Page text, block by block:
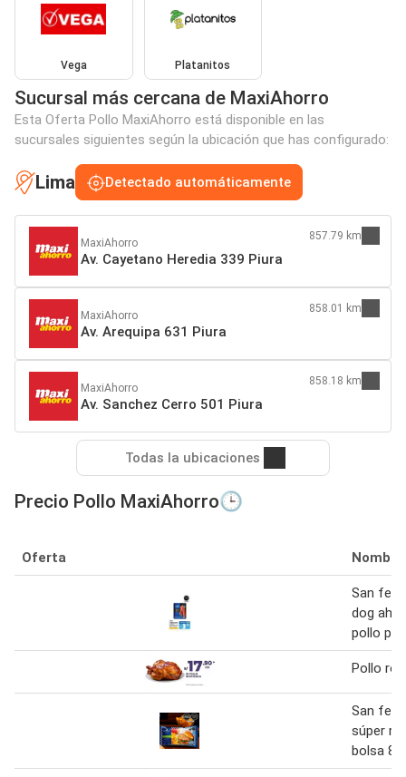
Vega Platanitos
Sucursal más cercana de MaxiAhorro
Esta Oferta Pollo MaxiAhorro está disponible en las
sucursales siguientes según la ubicación que has configurado:
Lima Detectado automáticamente
MaxiAhorro
Av. Cayetano Heredia 339 Piura
857.79 km
MaxiAhorro
Av. Arequipa 631 Piura
858.01 km
MaxiAhorro
Av. Sanchez Cerro 501 Piura
858.18 km
Todas la ubicaciones
Precio Pollo MaxiAhorro🕒
Oferta Nombre
San
dog
pollo
Pollo
San
súper
bolsa